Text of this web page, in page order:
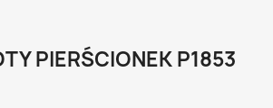
PIERŚCIONEK P1853